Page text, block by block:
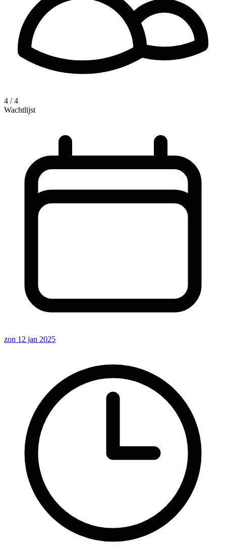
4 / 4
Wachtlijst
zon 12 jan 2025